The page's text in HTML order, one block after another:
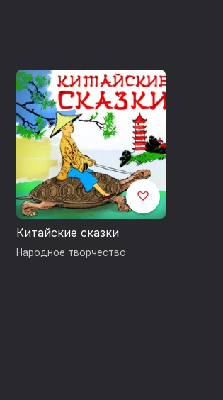
Китайские сказки
Народное творчество